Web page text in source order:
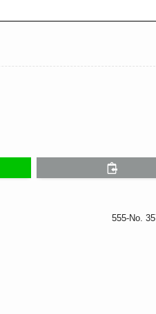
555-No.